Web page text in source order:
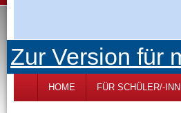
Zur Version für
HOME FÜR SCHÜLER/-